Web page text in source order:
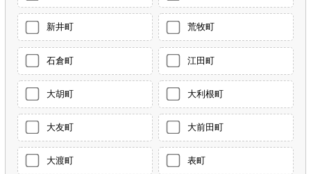
新井町 荒牧町
石倉町 江田町
大胡町 大利根町
大友町 大前田町
大渡町 表町